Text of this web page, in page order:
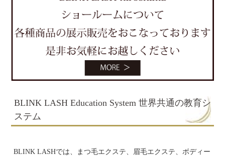
BLINK LASH Education System 世界共通の教育シ
ステム
BLINK LASHでは、まつ毛エクステ、眉毛エクステ、ボディー